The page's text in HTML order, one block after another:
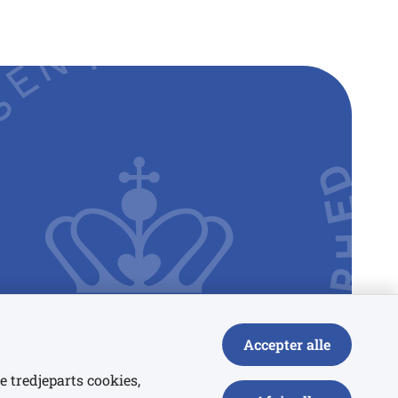
tredjeparts cookies,
Accepter alle